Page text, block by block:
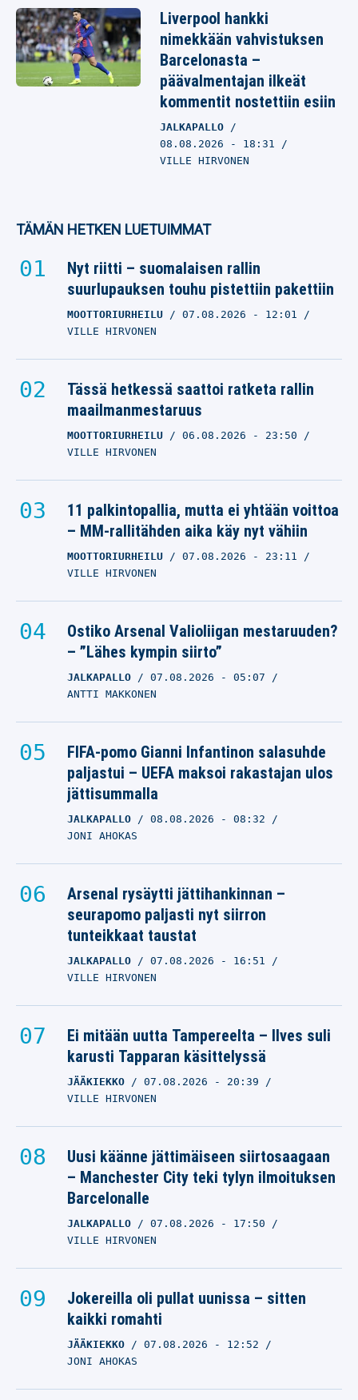
Liverpool hankki
nimekkään vahvistuksen
Barcelonasta –
päävalmentajan ilkeät
kommentit nostettiin esiin
JALKAPALLO
08.08.2026 - 18:31
VILLE HIRVONEN
TÄMÄN HETKEN LUETUIMMAT
Nyt riitti – suomalaisen rallin
suurlupauksen touhu pistettiin pakettiin
MOOTTORIURHEILU 07.08.2026 - 12:01
VILLE HIRVONEN
Tässä hetkessä saattoi ratketa rallin
maailmanmestaruus
MOOTTORIURHEILU 06.08.2026 - 23:50
VILLE HIRVONEN
11 palkintopallia, mutta ei yhtään voittoa
– MM-rallitähden aika käy nyt vähiin
MOOTTORIURHEILU 07.08.2026 - 23:11
VILLE HIRVONEN
Ostiko Arsenal Valioliigan mestaruuden?
– ”Lähes kympin siirto”
JALKAPALLO 07.08.2026 - 05:07
ANTTI MAKKONEN
FIFA-pomo Gianni Infantinon salasuhde
paljastui – UEFA maksoi rakastajan ulos
jättisummalla
JALKAPALLO 08.08.2026 - 08:32
JONI AHOKAS
Arsenal rysäytti jättihankinnan –
seurapomo paljasti nyt siirron
tunteikkaat taustat
JALKAPALLO 07.08.2026 - 16:51
VILLE HIRVONEN
Ei mitään uutta Tampereelta – Ilves suli
karusti Tapparan käsittelyssä
JÄÄKIEKKO 07.08.2026 - 20:39
VILLE HIRVONEN
Uusi käänne jättimäiseen siirtosaagaan
– Manchester City teki tylyn ilmoituksen
Barcelonalle
JALKAPALLO 07.08.2026 - 17:50
VILLE HIRVONEN
Jokereilla oli pullat uunissa – sitten
kaikki romahti
JÄÄKIEKKO 07.08.2026 - 12:52
JONI AHOKAS